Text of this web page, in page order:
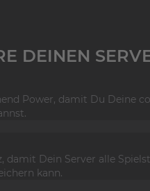
DEINEN
Power, damit Du Deine
damit Dein Server alle
kann.